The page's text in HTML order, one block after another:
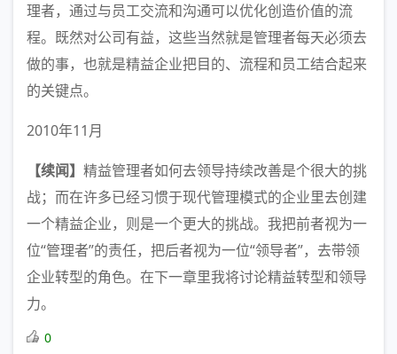
理者，通过与员工交流和沟通可以优化创造价值的流
程。既然对公司有益，这些当然就是管理者每天必须去
做的事，也就是精益企业把目的、流程和员工结合起来
的关键点。
2010年11月
【续闻】 精益管理者如何去领导持续改善是个很大的挑
战；而在许多已经习惯于现代管理模式的企业里去创建
一个精益企业，则是一个更大的挑战。我把前者视为一
位“管理者”的责任，把后者视为一位“领导者”，去带领
企业转型的角色。在下一章里我将讨论精益转型和领导
力。
0